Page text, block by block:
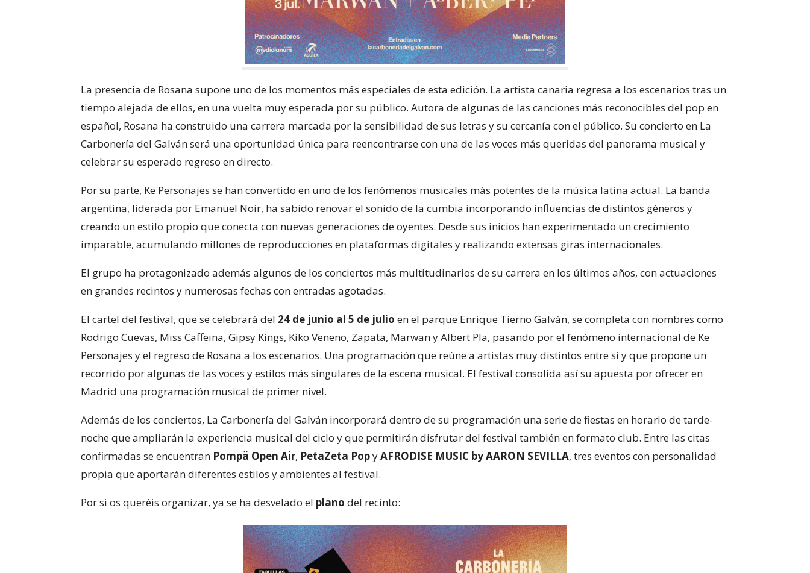
La presencia de Rosana supone uno de los momentos más especiales de esta edición. La artista canaria regresa a los escenarios tras un
tiempo alejada de ellos, en una vuelta muy esperada por su público. Autora de algunas de las canciones más reconocibles del pop en
español, Rosana ha construido una carrera marcada por la sensibilidad de sus letras y su cercanía con el público. Su concierto en La
Carbonería del Galván será una oportunidad única para reencontrarse con una de las voces más queridas del panorama musical y
celebrar su esperado regreso en directo.
Por su parte, Ke Personajes se han convertido en uno de los fenómenos musicales más potentes de la música latina actual. La banda
argentina, liderada por Emanuel Noir, ha sabido renovar el sonido de la cumbia incorporando influencias de distintos géneros y
creando un estilo propio que conecta con nuevas generaciones de oyentes. Desde sus inicios han experimentado un crecimiento
imparable, acumulando millones de reproducciones en plataformas digitales y realizando extensas giras internacionales.
El grupo ha protagonizado además algunos de los conciertos más multitudinarios de su carrera en los últimos años, con actuaciones
en grandes recintos y numerosas fechas con entradas agotadas.
El cartel del festival, que se celebrará del 24 de junio al 5 de julio en el parque Enrique Tierno Galván, se completa con nombres como
Rodrigo Cuevas, Miss Caffeina, Gipsy Kings, Kiko Veneno, Zapata, Marwan y Albert Pla, pasando por el fenómeno internacional de Ke
Personajes y el regreso de Rosana a los escenarios. Una programación que reúne a artistas muy distintos entre sí y que propone un
recorrido por algunas de las voces y estilos más singulares de la escena musical. El festival consolida así su apuesta por ofrecer en
Madrid una programación musical de primer nivel.
Además de los conciertos, La Carbonería del Galván incorporará dentro de su programación una serie de fiestas en horario de tarde-
noche que ampliarán la experiencia musical del ciclo y que permitirán disfrutar del festival también en formato club. Entre las citas
confirmadas se encuentran Pompä Open Air, PetaZeta PopyAFRODISE MUSIC by AARON SEVILLA, tres eventos con personalidad
propia que aportarán diferentes estilos y ambientes al festival.
Por si os queréis organizar, ya se ha desvelado el plano del recinto: